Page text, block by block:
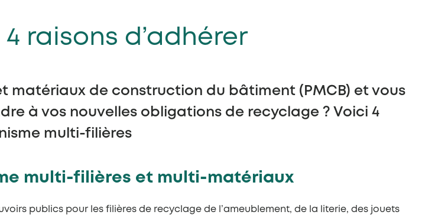
raisons d’adhérer
de construction du bâtiment (PMCB) et vous
à vos nouvelles obligations de recyclage ? Voici 4
multi-filières
multi-filières et multi-matériaux
publics pour les filières de recyclage de l’ameublement, de la literie, des jouets